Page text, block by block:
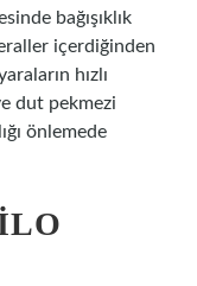
bağışıklık
içerdiğinden
hızlı
dut pekmezi
önlemede